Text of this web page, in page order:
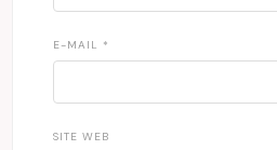
E-MAIL *
SITE WEB